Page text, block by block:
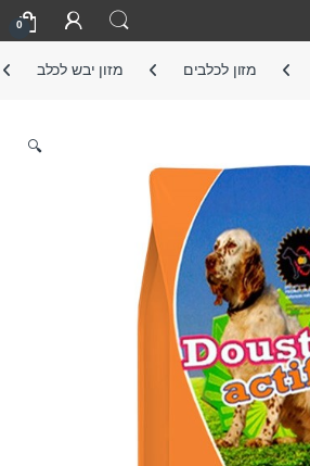
0
מזון לכלבים מזון יבש לכלב
🔍